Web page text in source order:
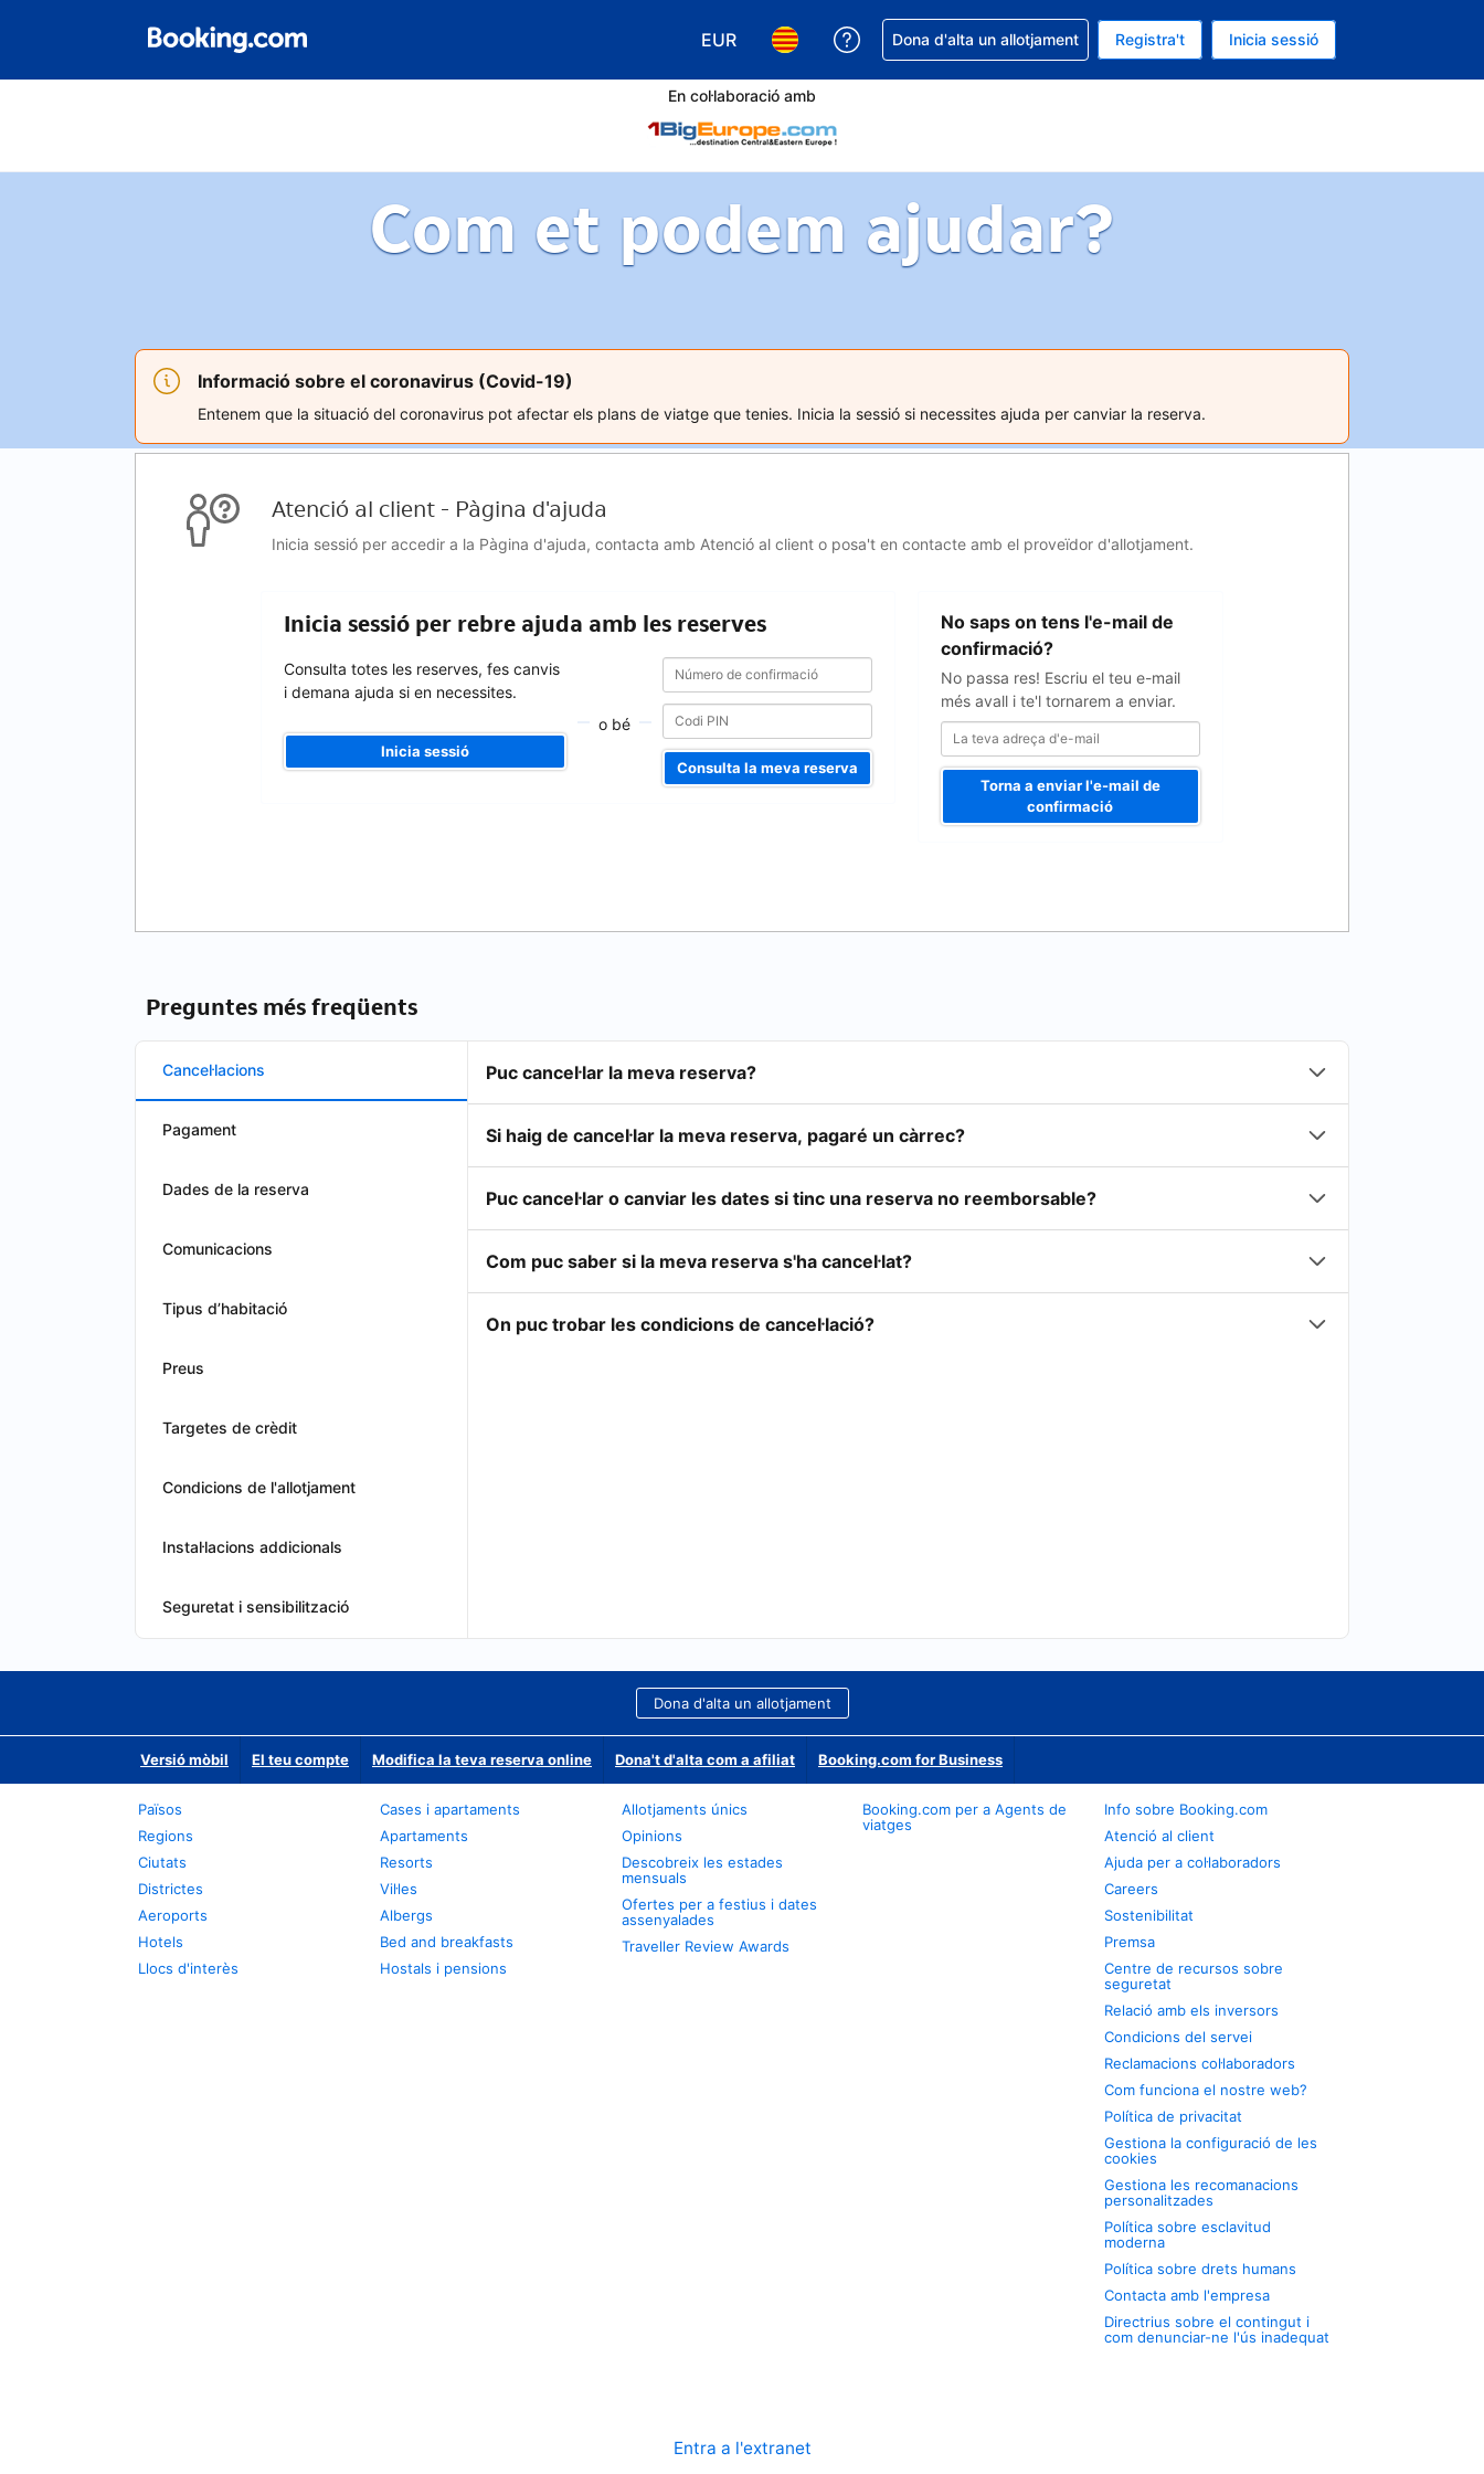
EUR
Tria la moneda. La moneda actual és EUR
Tria l'idioma. L'idioma actual és Català
Rep ajuda amb la reserva
Dona d'alta un allotjament Registra't Inicia sessió
En col·laboració amb
Com et podem ajudar?
Informació sobre el coronavirus (Covid-19)
Entenem que la situació del coronavirus pot afectar els plans de viatge que tenies. Inicia la sessió si necessites ajuda per canviar la reserva.
Atenció al client - Pàgina d'ajuda
Inicia sessió per accedir a la Pàgina d'ajuda, contacta amb Atenció al client o posa't en contacte amb el proveïdor d'allotjament.
Inicia sessió per rebre ajuda amb les reserves
Consulta totes les reserves, fes canvis
i demana ajuda si en necessites.
Inicia sessió
o bé
Número
de
confirmació
Número
confirmació
Consulta la meva reserva
No saps on tens l'e-mail de
confirmació?
No passa res! Escriu el teu e-mail
més avall i te'l tornarem a enviar.
adreça
Torna a enviar l'e-mail de
confirmació
Preguntes més freqüents
Cancel·lacions
Pagament
Dades de la reserva
Comunicacions
Tipus d’habitació
Preus
Targetes de crèdit
Condicions de l'allotjament
Instal·lacions addicionals
Seguretat i sensibilització
Puc cancel·lar la meva reserva?
Si haig de cancel·lar la meva reserva, pagaré un càrrec?
Puc cancel·lar o canviar les dates si tinc una reserva no reemborsable?
Com puc saber si la meva reserva s'ha cancel·lat?
On puc trobar les condicions de cancel·lació?
Dona d'alta un allotjament
Versió mòbil El teu compte Modifica la teva reserva online Dona't d'alta com a afiliat Booking.com for Business
Països
Regions
Ciutats
Districtes
Aeroports
Hotels
Llocs d'interès
Cases i apartaments
Apartaments
Resorts
Vil·les
Albergs
Bed and breakfasts
Hostals i pensions
Allotjaments únics
Opinions
Descobreix les estades
mensuals
Ofertes per a festius i dates
assenyalades
Traveller Review Awards
Booking.com per a Agents de
viatges
Info sobre Booking.com
Atenció al client
Ajuda per a col·laboradors
Careers
Sostenibilitat
Premsa
Centre de recursos sobre
seguretat
Relació amb els inversors
Condicions del servei
Reclamacions col·laboradors
Com funciona el nostre web?
Política de privacitat
Gestiona la configuració de les
cookies
Gestiona les recomanacions
personalitzades
Política sobre esclavitud
moderna
Política sobre drets humans
Contacta amb l'empresa
Directrius sobre el contingut i
com denunciar-ne l'ús inadequat
Entra a l'extranet